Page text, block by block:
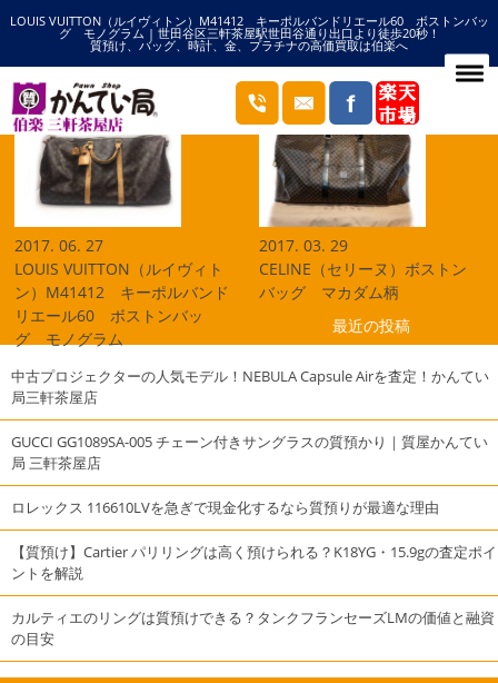
LOUIS VUITTON（ルイヴィトン）M41412 キーポルバンドリエール60 ボストンバッ
グ モノグラム | 世田谷区三軒茶屋駅世田谷通り出口より徒歩20秒！
質預け、バッグ、時計、金、プラチナの高価買取は伯楽へ
HOME ボストンバッグの記事一覧
ブログ
2017. 06. 27
LOUIS VUITTON（ルイヴィト
ン）M41412 キーポルバンド
リエール60 ボストンバッ
グ モノグラム
2017. 03. 29
CELINE（セリーヌ）ボストン
バッグ マカダム柄
最近の投稿
中古プロジェクターの人気モデル！NEBULA Capsule Airを査定！かんてい
局三軒茶屋店
GUCCI GG1089SA-005 チェーン付きサングラスの質預かり｜質屋かんてい
局 三軒茶屋店
ロレックス 116610LVを急ぎで現金化するなら質預りが最適な理由
【質預け】Cartier パリリングは高く預けられる？K18YG・15.9gの査定ポイ
ントを解説
カルティエのリングは質預けできる？タンクフランセーズLMの価値と融資
の目安